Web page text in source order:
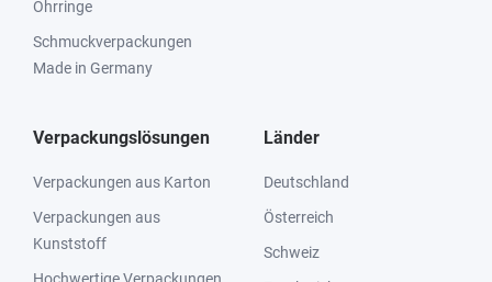
Ohrringe
Schmuckverpackungen
Made in Germany
Verpackungslösungen
Verpackungen aus Karton
Verpackungen aus
Kunststoff
Länder
Deutschland
Österreich
Schweiz